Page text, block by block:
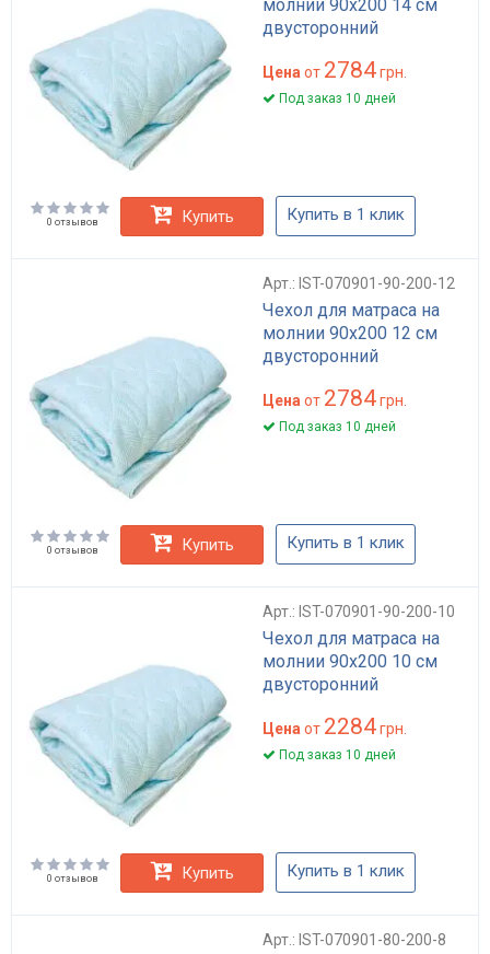
молнии 90х200 14 см
двусторонний
Цена от 2784грн.
Под заказ 10 дней
0 отзывов Купить Купить в 1 клик
Арт.: IST-070901-90-200-12
Чехол для матраса на
молнии 90х200 12 см
двусторонний
Цена от 2784грн.
Под заказ 10 дней
0 отзывов Купить Купить в 1 клик
Арт.: IST-070901-90-200-10
Чехол для матраса на
молнии 90х200 10 см
двусторонний
Цена от 2284грн.
Под заказ 10 дней
0 отзывов Купить Купить в 1 клик
Арт.: IST-070901-80-200-8